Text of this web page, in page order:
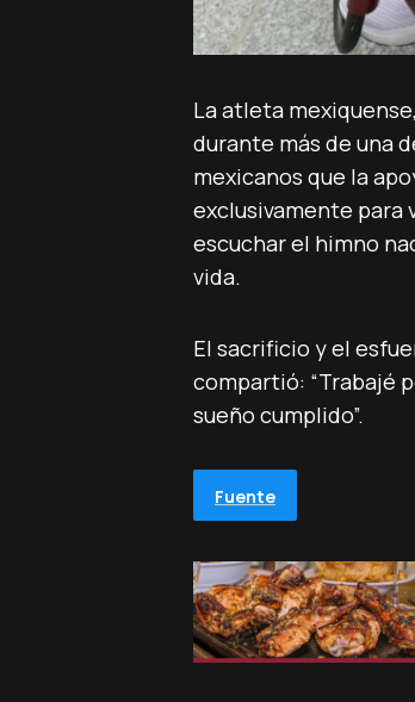
La atleta
durante más de una
mexicanos que la
exclusivamente para
escuchar el himno
vida.
El sacrificio y el
compartió: “Trabajé
sueño cumplido”.
Fuente